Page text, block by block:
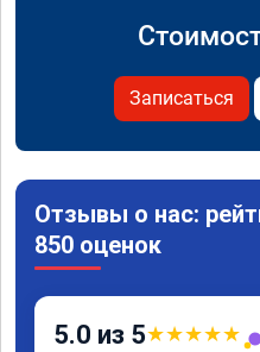
Записаться
Отзывы о нас:
850 оценок
5.0 из 5★★★★★